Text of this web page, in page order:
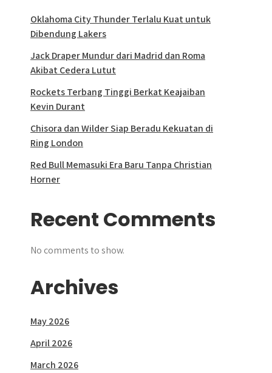
Oklahoma City Thunder Terlalu Kuat untuk
Dibendung Lakers
Jack Draper Mundur dari Madrid dan Roma
Akibat Cedera Lutut
Rockets Terbang Tinggi Berkat Keajaiban
Kevin Durant
Chisora dan Wilder Siap Beradu Kekuatan di
Ring London
Red Bull Memasuki Era Baru Tanpa Christian
Horner
Recent Comments
No comments to show.
Archives
May 2026
April 2026
March 2026